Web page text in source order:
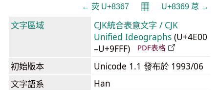
← 荧 U+8367 𝄜 U+8369 荩 →
文字區域
CJK統合表意文字 / CJK
Unified Ideographs (U+4E00
–U+9FFF)
PDF表格
初始版本
Unicode 1.1 發布於 1993/06
文字語系
Han